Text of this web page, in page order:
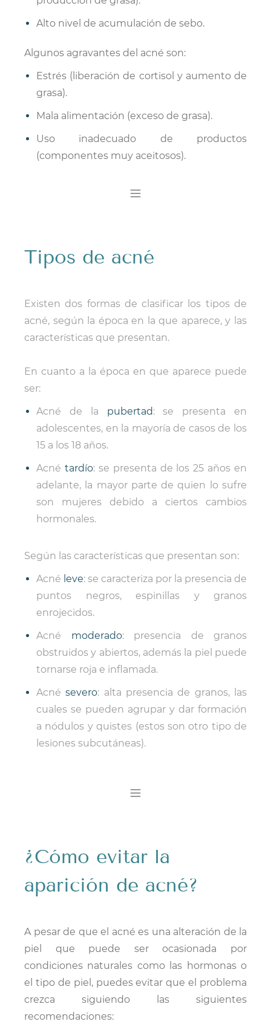
Alto nivel de acumulación de sebo.
Algunos agravantes del acné son:
Estrés (liberación de cortisol y aumento de
grasa).
Mala alimentación (exceso de grasa).
Uso inadecuado de productos
(componentes muy aceitosos).
​Tipos de acné
Existen dos formas de clasificar los tipos de
acné, según la época en la que aparece, y las
características que presentan.
En cuanto a la época en que aparece puede
ser:
Acné de la pubertad:se presenta en
adolescentes, en la mayoría de casos de los
15 a los 18 años.
Acné tardío: se presenta de los25 años en
adelante, la mayor parte de quien lo sufre
son mujeres debido a ciertos cambios
hormonales.
Según las características que presentan son:
Acné leve: se caracteriza por la presencia de
puntos negros, espinillas y granos
enrojecidos.
Acné moderado: presencia de granos
obstruidos y abiertos, además la piel puede
tornarse roja e inflamada.
Acnésevero: alta presencia de granos, las
cuales se pueden agrupar y dar formación
a nódulos y quistes (estos son otro tipo de
lesiones subcutáneas).
​¿Cómo evitar la
aparición de acné?
A pesar de que el acné es una alteración de la
piel que puede ser ocasionada por
condiciones naturales como las hormonas o
el tipo de piel, puedes evitar que el problema
crezca siguiendo las siguientes
recomendaciones: